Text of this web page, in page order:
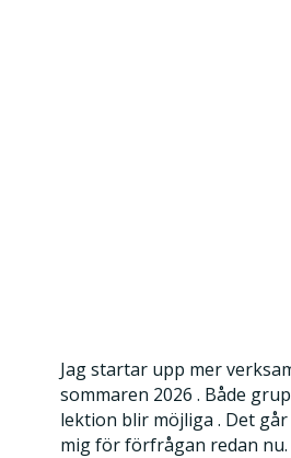
Jag startar upp mer
sommaren 2026 . Både
lektion blir möjliga . Det
mig för förfrågan redan nu.